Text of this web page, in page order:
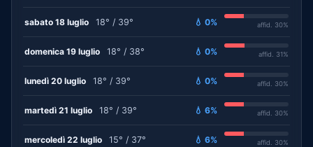
sabato 18 luglio 18° / 39° 💧 0% affid. 30%
domenica 19 luglio 18° / 38° 💧 0% affid. 31%
lunedì 20 luglio 18° / 39° 💧 0% affid. 30%
martedì 21 luglio 18° / 39° 💧 6% affid. 30%
mercoledì 22 luglio 15° / 37° 💧 6% affid. 30%